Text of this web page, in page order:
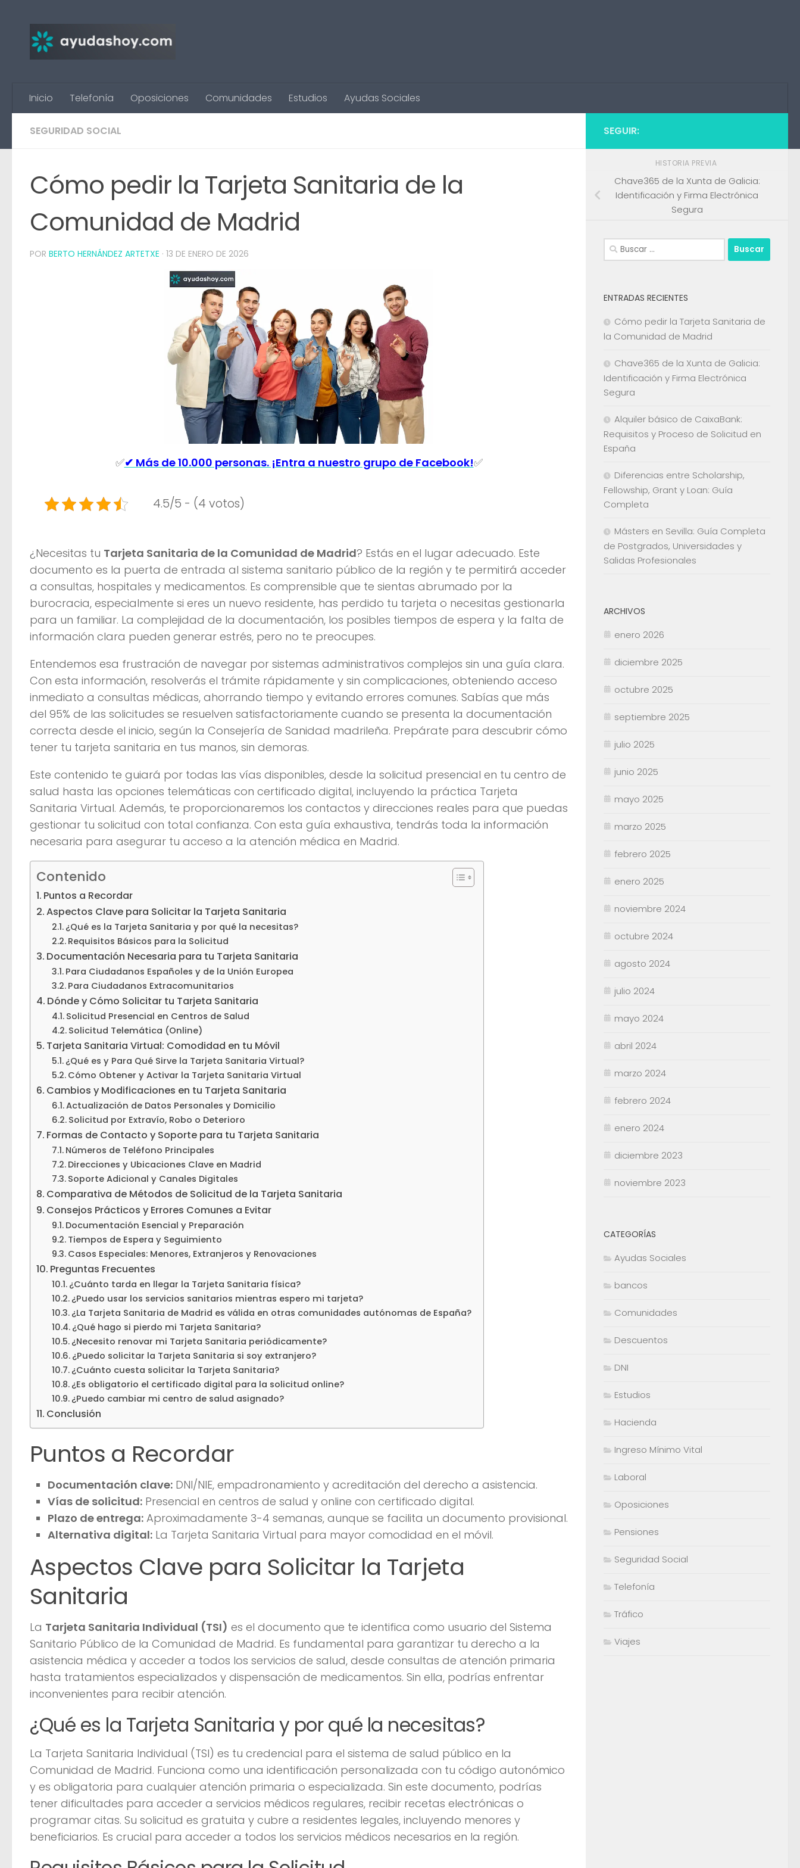
Inicio Telefonía Oposiciones Comunidades Estudios Ayudas Sociales
SEGURIDAD SOCIAL
Cómo pedir la Tarjeta Sanitaria de la
Comunidad de Madrid
POR BERTO HERNÁNDEZ ARTETXE · 13 DE ENERO DE 2026
✅✔ Más de 10.000 personas. ¡Entra a nuestro grupo de Facebook!✅
4.5/5 - (4 votos)
¿Necesitas tu Tarjeta Sanitaria de la Comunidad de Madrid? Estás en el lugar adecuado. Este
documento es la puerta de entrada al sistema sanitario público de la región y te permitirá acceder
a consultas, hospitales y medicamentos. Es comprensible que te sientas abrumado por la
burocracia, especialmente si eres un nuevo residente, has perdido tu tarjeta o necesitas gestionarla
para un familiar. La complejidad de la documentación, los posibles tiempos de espera y la falta de
información clara pueden generar estrés, pero no te preocupes.
Entendemos esa frustración de navegar por sistemas administrativos complejos sin una guía clara.
Con esta información, resolverás el trámite rápidamente y sin complicaciones, obteniendo acceso
inmediato a consultas médicas, ahorrando tiempo y evitando errores comunes. Sabías que más
del 95% de las solicitudes se resuelven satisfactoriamente cuando se presenta la documentación
correcta desde el inicio, según la Consejería de Sanidad madrileña. Prepárate para descubrir cómo
tener tu tarjeta sanitaria en tus manos, sin demoras.
Este contenido te guiará por todas las vías disponibles, desde la solicitud presencial en tu centro de
salud hasta las opciones telemáticas con certificado digital, incluyendo la práctica Tarjeta
Sanitaria Virtual. Además, te proporcionaremos los contactos y direcciones reales para que puedas
gestionar tu solicitud con total confianza. Con esta guía exhaustiva, tendrás toda la información
necesaria para asegurar tu acceso a la atención médica en Madrid.
Contenido
Puntos a Recordar
Aspectos Clave para Solicitar la Tarjeta Sanitaria
¿Qué es la Tarjeta Sanitaria y por qué la necesitas?
Requisitos Básicos para la Solicitud
Documentación Necesaria para tu Tarjeta Sanitaria
Para Ciudadanos Españoles y de la Unión Europea
Para Ciudadanos Extracomunitarios
Dónde y Cómo Solicitar tu Tarjeta Sanitaria
Solicitud Presencial en Centros de Salud
Solicitud Telemática (Online)
Tarjeta Sanitaria Virtual: Comodidad en tu Móvil
¿Qué es y Para Qué Sirve la Tarjeta Sanitaria Virtual?
Cómo Obtener y Activar la Tarjeta Sanitaria Virtual
Cambios y Modificaciones en tu Tarjeta Sanitaria
Actualización de Datos Personales y Domicilio
Solicitud por Extravío, Robo o Deterioro
Formas de Contacto y Soporte para tu Tarjeta Sanitaria
Números de Teléfono Principales
Direcciones y Ubicaciones Clave en Madrid
Soporte Adicional y Canales Digitales
Comparativa de Métodos de Solicitud de la Tarjeta Sanitaria
Consejos Prácticos y Errores Comunes a Evitar
Documentación Esencial y Preparación
Tiempos de Espera y Seguimiento
Casos Especiales: Menores, Extranjeros y Renovaciones
Preguntas Frecuentes
¿Cuánto tarda en llegar la Tarjeta Sanitaria física?
¿Puedo usar los servicios sanitarios mientras espero mi tarjeta?
¿La Tarjeta Sanitaria de Madrid es válida en otras comunidades autónomas de España?
¿Qué hago si pierdo mi Tarjeta Sanitaria?
¿Necesito renovar mi Tarjeta Sanitaria periódicamente?
¿Puedo solicitar la Tarjeta Sanitaria si soy extranjero?
¿Cuánto cuesta solicitar la Tarjeta Sanitaria?
¿Es obligatorio el certificado digital para la solicitud online?
¿Puedo cambiar mi centro de salud asignado?
Conclusión
Puntos a Recordar
Documentación clave: DNI/NIE, empadronamiento y acreditación del derecho a asistencia.
Vías de solicitud: Presencial en centros de salud y online con certificado digital.
Plazo de entrega: Aproximadamente 3-4 semanas, aunque se facilita un documento provisional.
Alternativa digital: La Tarjeta Sanitaria Virtual para mayor comodidad en el móvil.
Aspectos Clave para Solicitar la Tarjeta
Sanitaria
La Tarjeta Sanitaria Individual (TSI) es el documento que te identifica como usuario del Sistema
Sanitario Público de la Comunidad de Madrid. Es fundamental para garantizar tu derecho a la
asistencia médica y acceder a todos los servicios de salud, desde consultas de atención primaria
hasta tratamientos especializados y dispensación de medicamentos. Sin ella, podrías enfrentar
inconvenientes para recibir atención.
¿Qué es la Tarjeta Sanitaria y por qué la necesitas?
La Tarjeta Sanitaria Individual (TSI) es tu credencial para el sistema de salud público en la
Comunidad de Madrid. Funciona como una identificación personalizada con tu código autonómico
y es obligatoria para cualquier atención primaria o especializada. Sin este documento, podrías
tener dificultades para acceder a servicios médicos regulares, recibir recetas electrónicas o
programar citas. Su solicitud es gratuita y cubre a residentes legales, incluyendo menores y
beneficiarios. Es crucial para acceder a todos los servicios médicos necesarios en la región.
SEGUIR:
HISTORIA PREVIA
Chave365 de la Xunta de Galicia:
Identificación y Firma Electrónica
Segura
Buscar:
ENTRADAS RECIENTES
Cómo pedir la Tarjeta Sanitaria de
la Comunidad de Madrid
Chave365 de la Xunta de Galicia:
Identificación y Firma Electrónica
Segura
Alquiler básico de CaixaBank:
Requisitos y Proceso de Solicitud en
España
Diferencias entre Scholarship,
Fellowship, Grant y Loan: Guía
Completa
Másters en Sevilla: Guía Completa
de Postgrados, Universidades y
Salidas Profesionales
ARCHIVOS
enero 2026
diciembre 2025
octubre 2025
septiembre 2025
julio 2025
junio 2025
mayo 2025
marzo 2025
febrero 2025
enero 2025
noviembre 2024
octubre 2024
agosto 2024
julio 2024
mayo 2024
abril 2024
marzo 2024
febrero 2024
enero 2024
diciembre 2023
noviembre 2023
CATEGORÍAS
Ayudas Sociales
bancos
Comunidades
Descuentos
DNI
Estudios
Hacienda
Ingreso Mínimo Vital
Laboral
Oposiciones
Pensiones
Seguridad Social
Telefonía
Tráfico
Viajes